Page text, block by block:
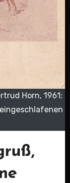
Horn, 1961: